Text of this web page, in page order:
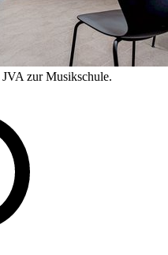
zur Musikschule.